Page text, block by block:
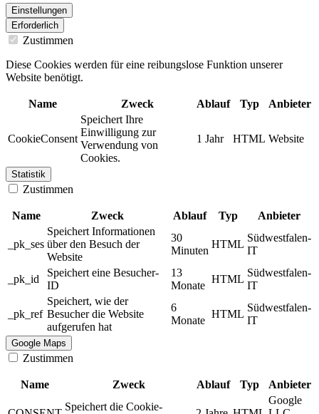
Einstellungen
Erforderlich
Zustimmen
Diese Cookies werden für eine reibungslose Funktion unserer
Website benötigt.
Name Zweck Ablauf Typ Anbieter
CookieConsent
Speichert Ihre
Einwilligung zur
Verwendung von
Cookies.
1 Jahr HTML Website
Statistik
Zustimmen
Name Zweck Ablauf Typ Anbieter
_pk_ses
Speichert Informationen
über den Besuch der
Website
30
Minuten
HTML
Südwestfalen-
IT
_pk_id
Speichert eine Besucher-
ID
13
Monate
HTML
Südwestfalen-
IT
_pk_ref
Speichert, wie der
Besucher die Website
aufgerufen hat
6
Monate
HTML
Südwestfalen-
IT
Google Maps
Zustimmen
Name Zweck Ablauf Typ Anbieter
Speichert die Cookie-
Google